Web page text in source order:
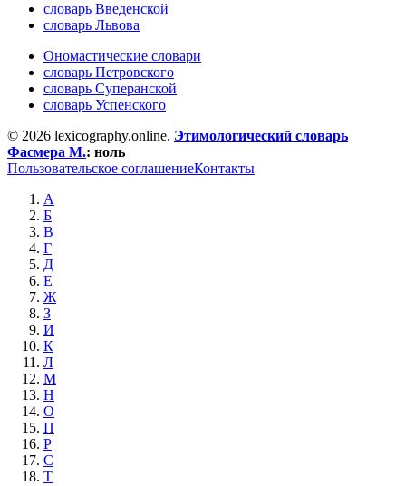
словарь Введенской
словарь Львова
Ономастические словари
словарь Петровского
словарь Суперанской
словарь Успенского
© 2026 lexicography.online. Этимологический словарь
Фасмера М.: ноль
Пользовательское соглашениеКонтакты
А
Б
В
Г
Д
Е
Ж
З
И
К
Л
М
Н
О
П
Р
С
Т